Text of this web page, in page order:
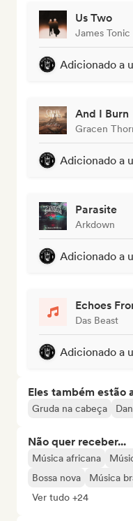
Us Two
James Tonic
Adicionado a
And I Burn
Gracen
Adicionado a
Parasite
Arkdown
Adicionado a
Echoes
Das Beast
Adicionado a
Eles também estão
Gruda na cabeça
Não quer receber...
Música africana
Bossa nova
Música
Ver tudo +24